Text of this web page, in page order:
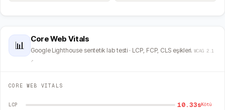
📊
Core Web Vitals
Google Lighthouse sentetik lab testi · LCP, FCP, CLS eşikleri. WCAG 2.1
↗
CORE WEB VITALS
LCP 10.33sKötü